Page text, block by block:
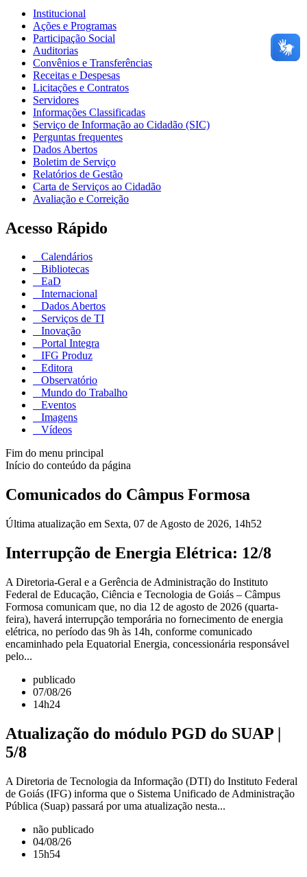
Institucional
Ações e Programas
Participação Social
Auditorias
Convênios e Transferências
Receitas e Despesas
Licitações e Contratos
Servidores
Informações Classificadas
Serviço de Informação ao Cidadão (SIC)
Perguntas frequentes
Dados Abertos
Boletim de Serviço
Relatórios de Gestão
Carta de Serviços ao Cidadão
Avaliação e Correição
Acesso Rápido
Calendários
Bibliotecas
EaD
Internacional
Dados Abertos
Serviços de TI
Inovação
Portal Integra
IFG Produz
Editora
Observatório
Mundo do Trabalho
Eventos
Imagens
Vídeos
Fim do menu principal
Início do conteúdo da página
Comunicados do Câmpus Formosa
Última atualização em Sexta, 07 de Agosto de 2026, 14h52
Interrupção de Energia Elétrica: 12/8
A Diretoria-Geral e a Gerência de Administração do Instituto
Federal de Educação, Ciência e Tecnologia de Goiás – Câmpus
Formosa comunicam que, no dia 12 de agosto de 2026 (quarta-
feira), haverá interrupção temporária no fornecimento de energia
elétrica, no período das 9h às 14h, conforme comunicado
encaminhado pela Equatorial Energia, concessionária responsável
pelo...
publicado
07/08/26
14h24
Atualização do módulo PGD do SUAP |
5/8
A Diretoria de Tecnologia da Informação (DTI) do Instituto Federal
de Goiás (IFG) informa que o Sistema Unificado de Administração
Pública (Suap) passará por uma atualização nesta...
não publicado
04/08/26
15h54